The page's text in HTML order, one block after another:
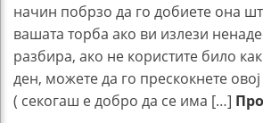
начин побрзо да го добиете она
вашата торба ако ви излези
разбира, ако не користите било
ден, можете да го прескокнете
( секогаш е добро да се има […]